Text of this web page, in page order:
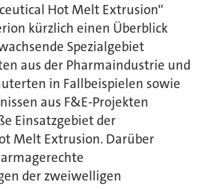
Hot Melt Extrusion“
kürzlich einen Überblick
Spezialgebiet
aus der Pharmaindustrie und
in Fallbeispielen sowie
aus F&E-Projekten
Einsatzgebiet der
Melt Extrusion. Darüber
der zweiwelligen